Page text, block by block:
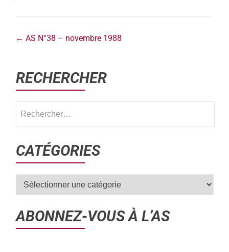
← AS N°38 – novembre 1988
RECHERCHER
CATÉGORIES
ABONNEZ-VOUS À L’AS